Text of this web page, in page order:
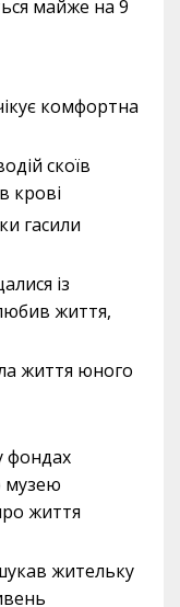
майже на 9
комфортна
скоїв
крові
гасили
із
життя,
життя юного
фондах
музею
життя
жительку